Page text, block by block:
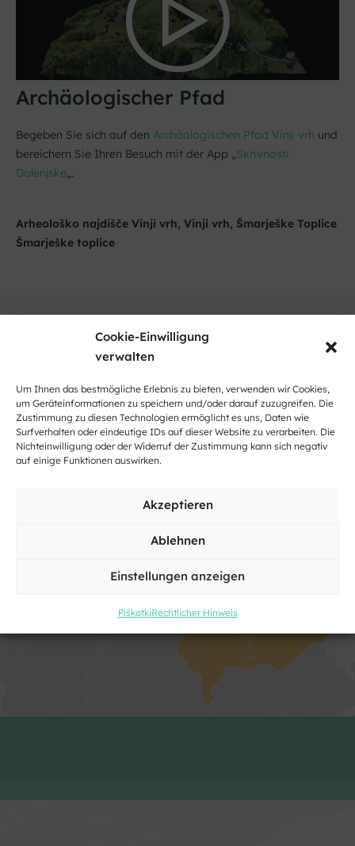
Cookie-Einwilligung
verwalten
Um Ihnen das bestmögliche Erlebnis zu bieten, verwenden wir Cookies,
um Geräteinformationen zu speichern und/oder darauf zuzugreifen. Die
Zustimmung zu diesen Technologien ermöglicht es uns, Daten wie
Surfverhalten oder eindeutige IDs auf dieser Website zu verarbeiten. Die
Nichteinwilligung oder der Widerruf der Zustimmung kann sich negativ
auf einige Funktionen auswirken.
Akzeptieren
Ablehnen
Einstellungen anzeigen
PiškotkiRechtlicher Hinweis
Archäologischer Pfad
Begeben Sie sich auf den Archäologischen Pfad Vinji vrh und
bereichern Sie Ihren Besuch mit der App „Skrivnosti
Dolenjske„.
Arheološko najdišče Vinji vrh, Vinji vrh, Šmarješke Toplice
Šmarješke toplice
akzeptieren und diesen Inhalt zu